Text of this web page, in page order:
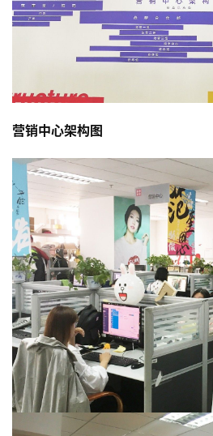
营销中心架构图